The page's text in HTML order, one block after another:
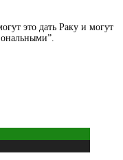
это дать Раку и могут